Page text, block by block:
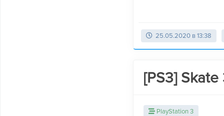
25.05.2020 в 13:38
[PS3] Skate
PlayStation 3